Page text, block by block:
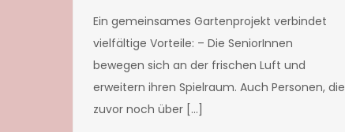
Ein gemeinsames Gartenprojekt verbindet
vielfältige Vorteile: – Die SeniorInnen
bewegen sich an der frischen Luft und
erweitern ihren Spielraum. Auch Personen, die
zuvor noch über […]